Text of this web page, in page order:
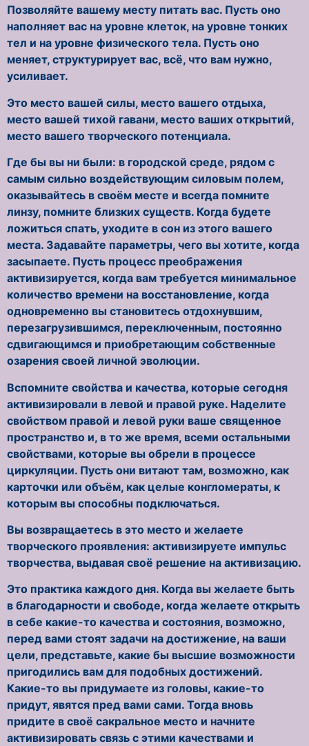
Позволяйте вашему месту питать вас. Пусть оно
наполняет вас на уровне клеток, на уровне тонких
тел и на уровне физического тела. Пусть оно
меняет, структурирует вас, всё, что вам нужно,
усиливает.
Это место вашей силы, место вашего отдыха,
место вашей тихой гавани, место ваших открытий,
место вашего творческого потенциала.
Где бы вы ни были: в городской среде, рядом с
самым сильно воздействующим силовым полем,
оказывайтесь в своём месте и всегда помните
линзу, помните близких существ. Когда будете
ложиться спать, уходите в сон из этого вашего
места. Задавайте параметры, чего вы хотите, когда
засыпаете. Пусть процесс преображения
активизируется, когда вам требуется минимальное
количество времени на восстановление, когда
одновременно вы становитесь отдохнувшим,
перезагрузившимся, переключенным, постоянно
сдвигающимся и приобретающим собственные
озарения своей личной эволюции.
Вспомните свойства и качества, которые сегодня
активизировали в левой и правой руке. Наделите
свойством правой и левой руки ваше священное
пространство и, в то же время, всеми остальными
свойствами, которые вы обрели в процессе
циркуляции. Пусть они витают там, возможно, как
карточки или объём, как целые конгломераты, к
которым вы способны подключаться.
Вы возвращаетесь в это место и желаете
творческого проявления: активизируете импульс
творчества, выдавая своё решение на активизацию.
Это практика каждого дня. Когда вы желаете быть
в благодарности и свободе, когда желаете открыть
в себе какие-то качества и состояния, возможно,
перед вами стоят задачи на достижение, на ваши
цели, представьте, какие бы высшие возможности
пригодились вам для подобных достижений.
Какие-то вы придумаете из головы, какие-то
придут, явятся пред вами сами. Тогда вновь
придите в своё сакральное место и начните
активизировать связь с этими качествами и